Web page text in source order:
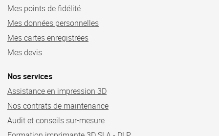
Mes points de fidélité
Mes données personnelles
Mes cartes enregistrées
Mes devis
Nos services
Assistance en impression 3D
Nos contrats de maintenance
Audit et conseils sur-mesure